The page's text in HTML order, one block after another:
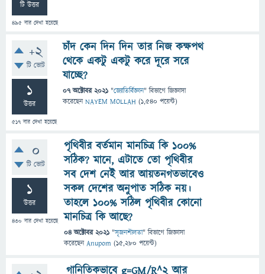
টি উত্তর
495 বার দেখা হয়েছে
+2
টি ভোট
1
উত্তর
517 বার দেখা হয়েছে
চাঁদ কেন দিন দিন তার নিজ কক্ষপথ
থেকে একটু একটু করে দূরে সরে
যাচ্ছে?
07 অক্টোবর 2021 "জ্যোতির্বিজ্ঞান" বিভাগে জিজ্ঞাসা
করেছেনNAYEM MOLLAH (1,540 পয়েন্ট)
0
টি ভোট
1
উত্তর
430 বার দেখা হয়েছে
পৃথিবীর বর্তমান মানচিত্র কি ১০০%
সঠিক? মানে, এটাতে তো পৃথিবীর
সব দেশ নেই আর আয়তনগতভাবেও
সকল দেশের অনুপাত সঠিক নয়।
তাহলে ১০০% সঠিল পৃথিবীর কোনো
মানচিত্র কি আছে?
04 অক্টোবর 2021 "সৃজনশীলতা" বিভাগে জিজ্ঞাসা
করেছেনAnupom (15,280 পয়েন্ট)
গানিতিকভাবে g=GM/R^2 আর